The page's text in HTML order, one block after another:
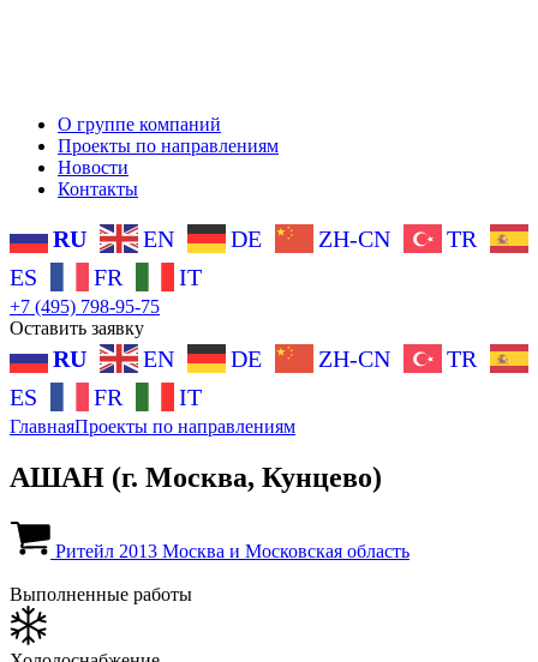
О группе компаний
Проекты по направлениям
Новости
Контакты
RU EN DE ZH-CN
TR
ES
FR IT
+7 (495) 798-95-75
Оставить заявку
RU EN DE ZH-CN
TR
ES
FR IT
ГлавнаяПроекты по направлениям
АШАН (г. Москва, Кунцево)
Ритейл 2013 Москва и Московская область
Выполненные работы